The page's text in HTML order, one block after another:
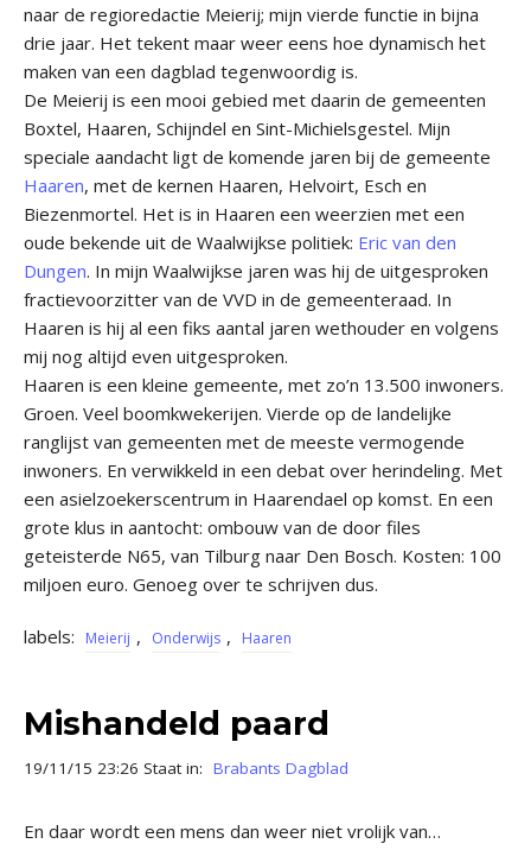
naar de regioredactie Meierij; mijn vierde functie in bijna
drie jaar. Het tekent maar weer eens hoe dynamisch het
maken van een dagblad tegenwoordig is.
De Meierij is een mooi gebied met daarin de gemeenten
Boxtel, Haaren, Schijndel en Sint-Michielsgestel. Mijn
speciale aandacht ligt de komende jaren bij de gemeente
Haaren, met de kernen Haaren, Helvoirt, Esch en
Biezenmortel. Het is in Haaren een weerzien met een
oude bekende uit de Waalwijkse politiek: Eric van den
Dungen. In mijn Waalwijkse jaren was hij de uitgesproken
fractievoorzitter van de VVD in de gemeenteraad. In
Haaren is hij al een fiks aantal jaren wethouder en volgens
mij nog altijd even uitgesproken.
Haaren is een kleine gemeente, met zo’n 13.500 inwoners.
Groen. Veel boomkwekerijen. Vierde op de landelijke
ranglijst van gemeenten met de meeste vermogende
inwoners. En verwikkeld in een debat over herindeling. Met
een asielzoekerscentrum in Haarendael op komst. En een
grote klus in aantocht: ombouw van de door files
geteisterde N65, van Tilburg naar Den Bosch. Kosten: 100
miljoen euro. Genoeg over te schrijven dus.
labels: Meierij , Onderwijs , Haaren
Mishandeld paard
19/11/15 23:26 Staat in: Brabants Dagblad
En daar wordt een mens dan weer niet vrolijk van…